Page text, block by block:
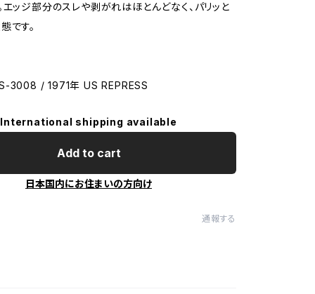
エッジ部分のスレや剥がれはほとんどなく、パリッと
です。
3008 / 1971年 US REPRESS
International shipping available
Add to cart
日本国内にお住まいの方向け
通報する